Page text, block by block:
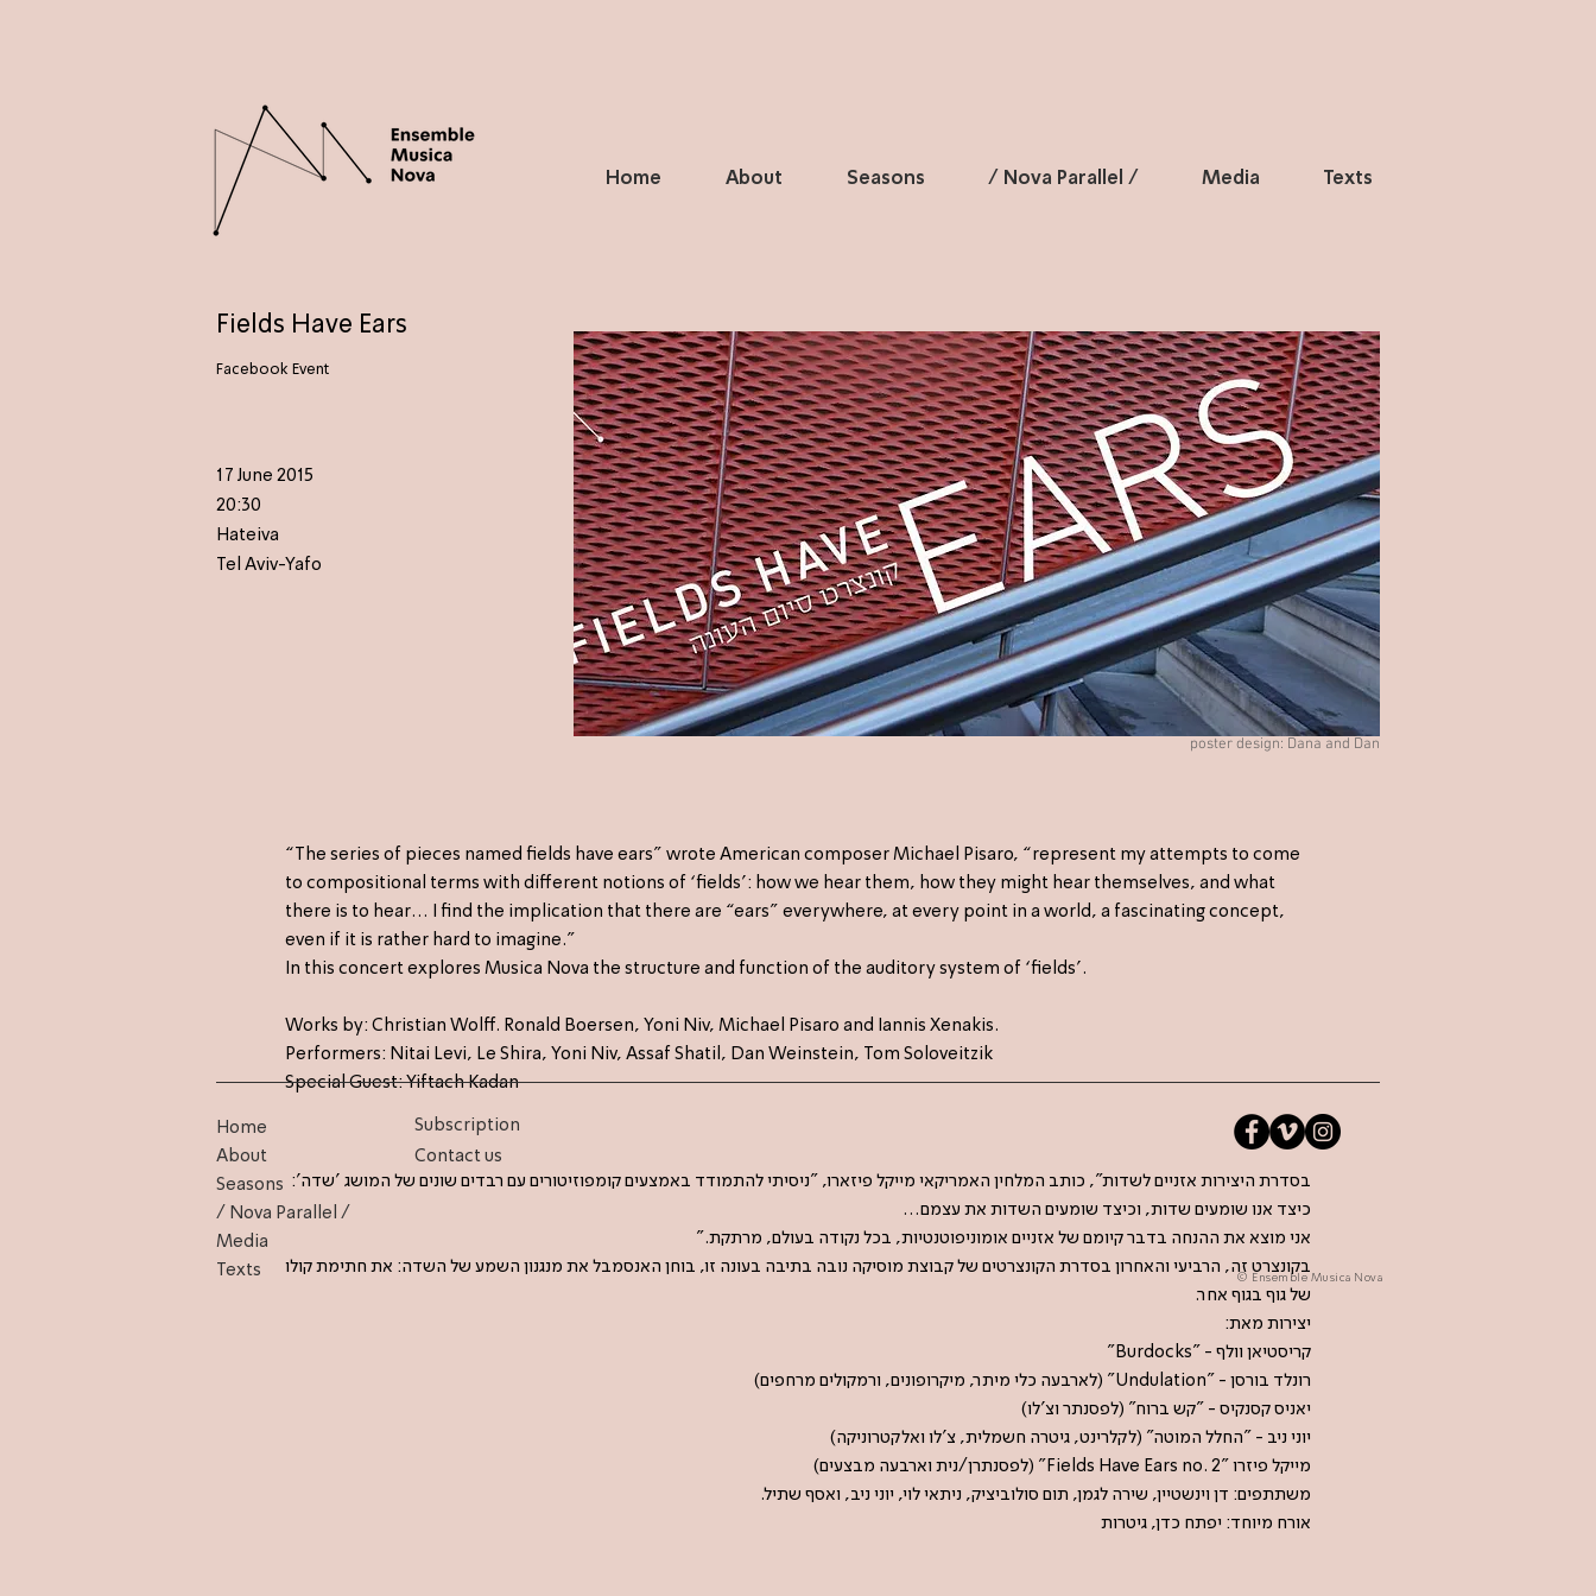
Home About Seasons / Nova Parallel / Media Texts
Fields Have Ears
Facebook Event
17 June 2015
20:30
Hateiva
Tel Aviv-Yafo
poster design: Dana and Dan
“The series of pieces named fields have ears” wrote American composer Michael Pisaro, “represent my attempts to come
to compositional terms with different notions of ‘fields’: how we hear them, how they might hear themselves, and what
there is to hear… I find the implication that there are “ears” everywhere, at every point in a world, a fascinating concept,
even if it is rather hard to imagine.”
In this concert explores Musica Nova the structure and function of the auditory system of ‘fields’.
Works by: Christian Wolff. Ronald Boersen, Yoni Niv, Michael Pisaro and Iannis Xenakis.
Performers: Nitai Levi, Le Shira, Yoni Niv, Assaf Shatil, Dan Weinstein, Tom Soloveitzik
Special Guest: Yiftach Kadan
בסדרת היצירות אזניים לשדות", כותב המלחין האמריקאי מייקל פיזארו, "ניסיתי להתמודד באמצעים קומפוזיטורים עם רבדים שונים של המושג 'שדה':
כיצד אנו שומעים שדות, וכיצד שומעים השדות את עצמם…
אני מוצא את ההנחה בדבר קיומם של אזניים אומוניפוטנטיות, בכל נקודה בעולם, מרתקת."
בקונצרט זה, הרביעי והאחרון בסדרת הקונצרטים של קבוצת מוסיקה נובה בתיבה בעונה זו, בוחן האנסמבל את מנגנון השמע של השדה: את חתימת קולו
של גוף בגוף אחר.
יצירות מאת:
קריסטיאן וולף - "Burdocks"
רונלד בורסן - "Undulation" (לארבעה כלי מיתר, מיקרופונים, ורמקולים מרחפים)
יאניס קסנקיס - "קש ברוח" (לפסנתר וצ'לו)
יוני ניב - "החלל המוטה" (לקלרינט, גיטרה חשמלית, צ'לו ואלקטרוניקה)
מייקל פיזרו "Fields Have Ears no. 2" (לפסנתרן/נית וארבעה מבצעים)
משתתפים: דן וינשטיין, שירה לגמן, תום סולוביציק, ניתאי לוי, יוני ניב, ואסף שתיל.
אורח מיוחד: יפתח כדן, גיטרות
Home
About
Seasons
/ Nova Parallel /
Media
Texts
Subscription
Contact us
© Ensemble Musica Nova